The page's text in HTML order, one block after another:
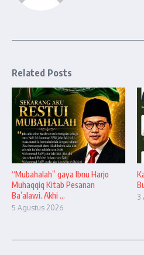
Related Posts
“Mubahalah” gaya Ibnu Harjo
Muhaqqiq Kitab Pesanan
Ba’alawi. Akhi ...
5 Agustus 2026
3